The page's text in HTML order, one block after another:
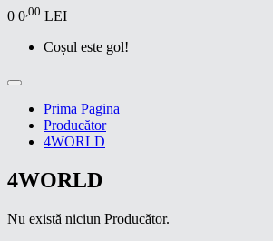
0 0,00 LEI
Coșul este gol!
Prima Pagina
Producător
4WORLD
4WORLD
Nu există niciun Producător.